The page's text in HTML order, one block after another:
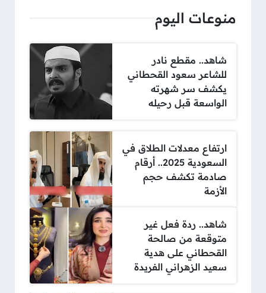
منوعات اليوم
شاهد.. مقطع نادر
للشاعر سعود القحطاني
يكشف سر شهرته
الواسعة قبل رحيله
ارتفاع معدلات الطلاق في
السعودية 2025.. أرقام
صادمة تكشف حجم
الأزمة
شاهد.. ردة فعل غير
متوقعة من صالحة
القحطاني على هدية
سعيد الزهراني الفريدة